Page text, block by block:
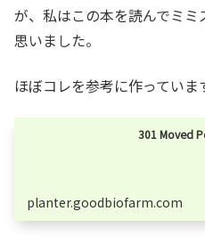
が、私はこの本を読んでミ
思いました。
ほぼコレを参考に作っていま
301 Moved
planter.goodbiofarm.com